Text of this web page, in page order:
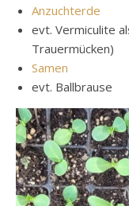
Anzuchterde
evt. Vermiculite
Trauermücken)
Samen
evt. Ballbrause